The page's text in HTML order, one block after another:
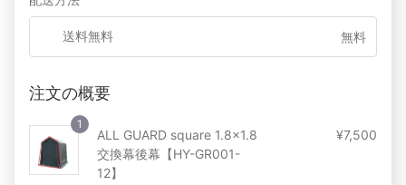
送料無料 無料
注文の概要
1
ALL GUARD square 1.8x1.8
交換幕後幕【HY-GR001-
12】
¥7,500